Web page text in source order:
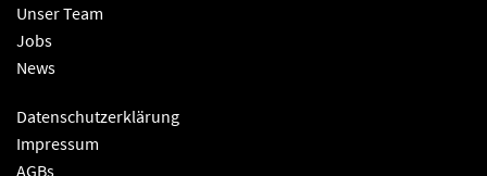
Unser Team
Jobs
News
Datenschutzerklärung
Impressum
AGBs